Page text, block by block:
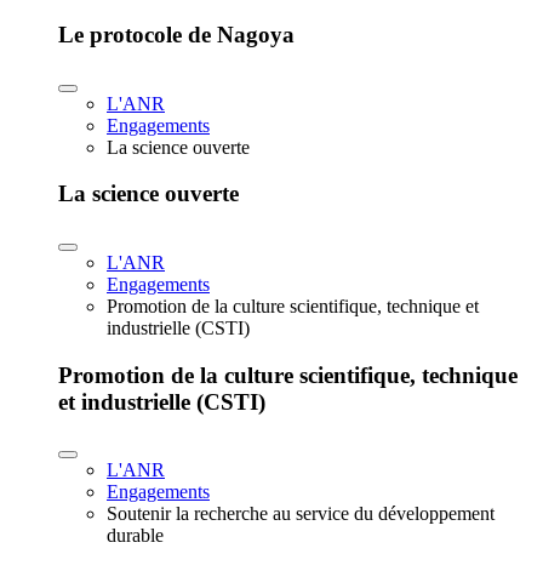
Le protocole de Nagoya
L'ANR
Engagements
La science ouverte
La science ouverte
L'ANR
Engagements
Promotion de la culture scientifique, technique et
industrielle (CSTI)
Promotion de la culture scientifique, technique
et industrielle (CSTI)
L'ANR
Engagements
Soutenir la recherche au service du développement
durable